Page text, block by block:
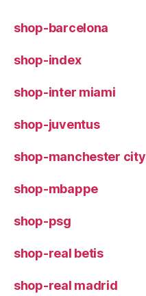
shop-barcelona
shop-index
shop-inter miami
shop-juventus
shop-manchester city
shop-mbappe
shop-psg
shop-real betis
shop-real madrid